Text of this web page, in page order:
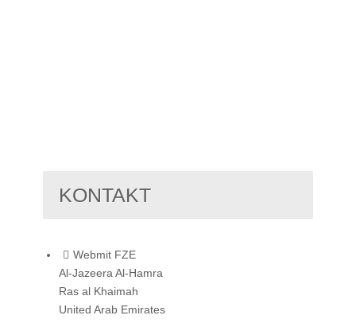
KONTAKT
Webmit FZE
Al-Jazeera Al-Hamra
Ras al Khaimah
United Arab Emirates